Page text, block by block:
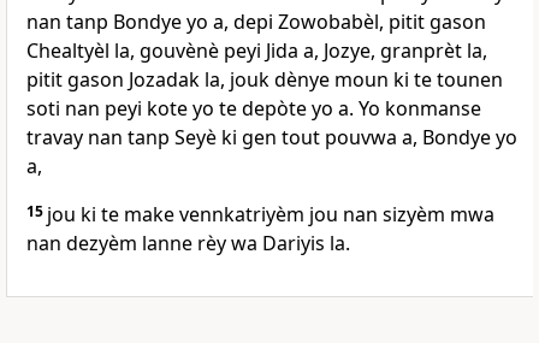
nan tanp Bondye yo a, depi Zowobabèl, pitit gason
Chealtyèl la, gouvènè peyi Jida a, Jozye, granprèt la,
pitit gason Jozadak la, jouk dènye moun ki te tounen
soti nan peyi kote yo te depòte yo a. Yo konmanse
travay nan tanp Seyè ki gen tout pouvwa a, Bondye yo
a,
15 jou ki te make vennkatriyèm jou nan sizyèm mwa
nan dezyèm lanne rèy wa Dariyis la.